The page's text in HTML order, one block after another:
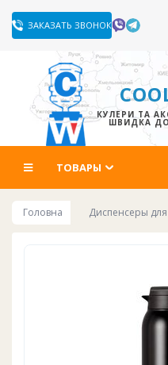
ЗАКАЗАТЬ ЗВОНОК
КУЛЕРИ ТА
ШВИДКА
ТОВАРЫ
Головна Диспенсеры